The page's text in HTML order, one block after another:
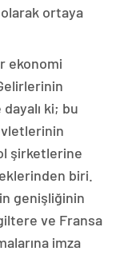
olarak ortaya
ekonomi
ki; bu
şirketlerine
biri.
genişliğinin
ve Fransa
imza